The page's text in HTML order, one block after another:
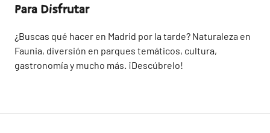
Para Disfrutar
¿Buscas qué hacer en Madrid por la tarde? Naturaleza en
Faunia, diversión en parques temáticos, cultura,
gastronomía y mucho más. ¡Descúbrelo!